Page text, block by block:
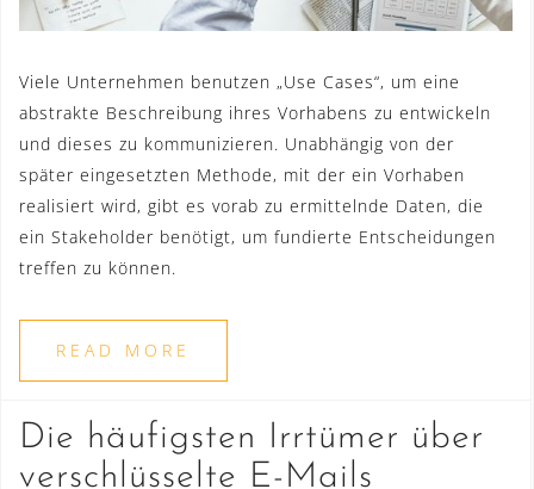
Viele Unternehmen benutzen „Use Cases“, um eine
abstrakte Beschreibung ihres Vorhabens zu entwickeln
und dieses zu kommunizieren. Unabhängig von der
später eingesetzten Methode, mit der ein Vorhaben
realisiert wird, gibt es vorab zu ermittelnde Daten, die
ein Stakeholder benötigt, um fundierte Entscheidungen
treffen zu können.
READ MORE
Die häufigsten Irrtümer über
verschlüsselte E-Mails